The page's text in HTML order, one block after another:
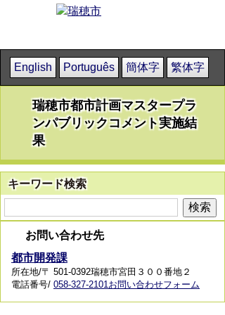
English Português 簡体字 繁体字
瑞穂市都市計画マスタープラ
ンパブリックコメント実施結
果
キーワード検索
お問い合わせ先
都市開発課
所在地/〒 501-0392瑞穂市宮田３００番地２
電話番号/ 058-327-2101お問い合わせフォーム